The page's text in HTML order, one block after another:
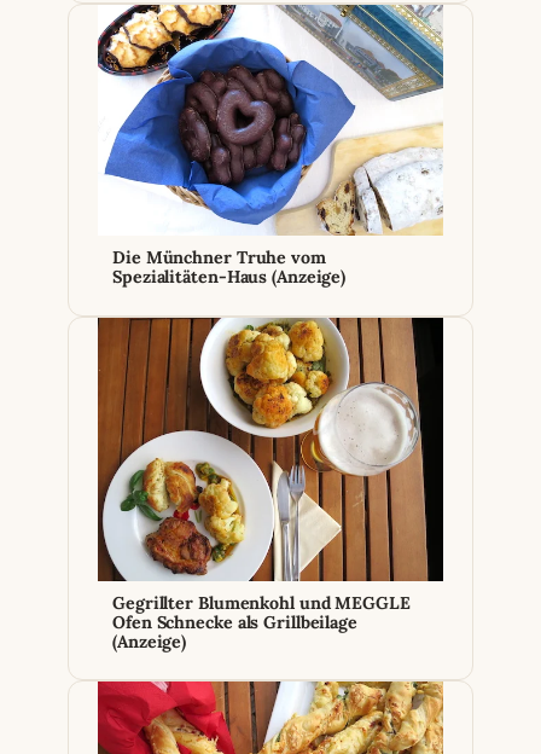
Die Münchner Truhe vom
Spezialitäten-Haus (Anzeige)
Gegrillter Blumenkohl und MEGGLE
Ofen Schnecke als Grillbeilage
(Anzeige)